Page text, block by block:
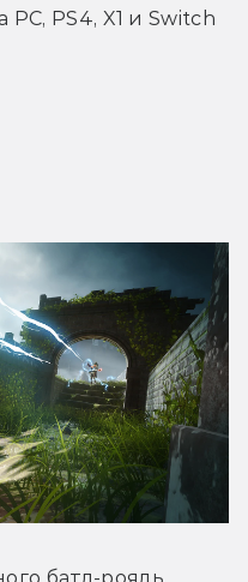
PS4, X1 и Switch
батл-рояль.